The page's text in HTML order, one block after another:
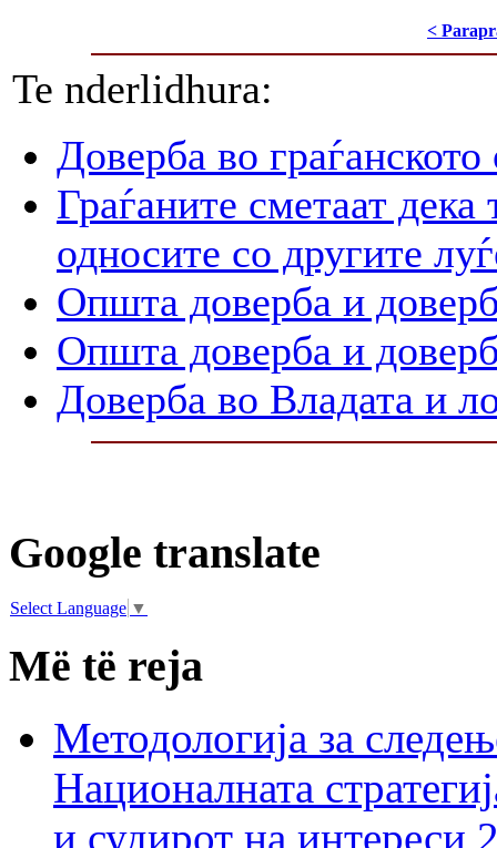
<
Te nderlidhura:
Доверба во
Граѓаните сметаат
односите со другите
Општа доверба и
Општа доверба и
Доверба во Владата и
Google translate
Select Language ▼
Më të reja
Методологија за
Националната
и судирот на интереси